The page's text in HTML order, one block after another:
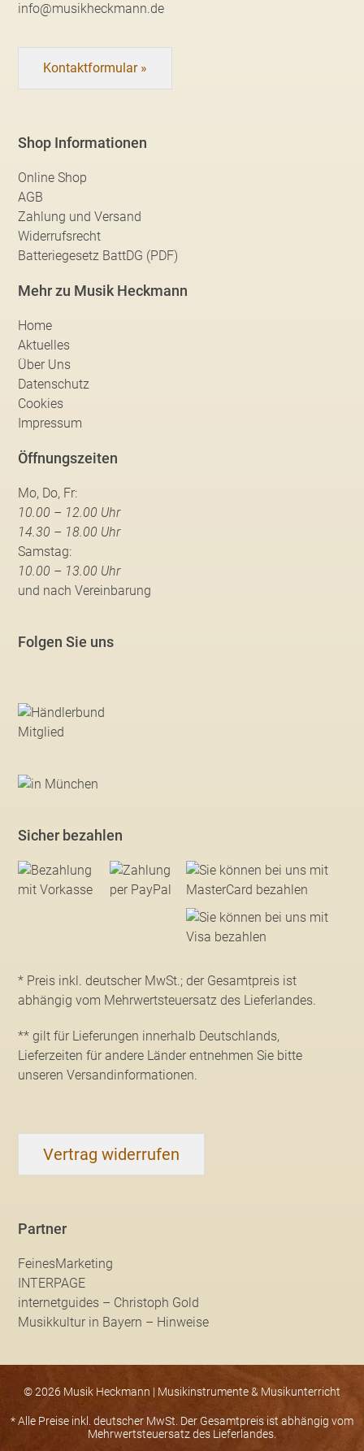
info@musikheckmann.de
Kontaktformular »
Shop Informationen
Online Shop
AGB
Zahlung und Versand
Widerrufsrecht
Batteriegesetz BattDG (PDF)
Mehr zu Musik Heckmann
Home
Aktuelles
Über Uns
Datenschutz
Cookies
Impressum
Öffnungszeiten
Mo, Do, Fr:
10.00 – 12.00 Uhr
14.30 – 18.00 Uhr
Samstag:
10.00 – 13.00 Uhr
und nach Vereinbarung
Folgen Sie uns
Sicher bezahlen
* Preis inkl. deutscher MwSt.; der Gesamtpreis ist
abhängig vom Mehrwertsteuersatz des Lieferlandes.
** gilt für Lieferungen innerhalb Deutschlands,
Lieferzeiten für andere Länder entnehmen Sie bitte
unseren Versandinformationen.
Vertrag widerrufen
Partner
FeinesMarketing
INTERPAGE
internetguides – Christoph Gold
Musikkultur in Bayern – Hinweise
© 2026 Musik Heckmann | Musikinstrumente & Musikunterricht
* Alle Preise inkl. deutscher MwSt. Der Gesamtpreis ist abhängig vom
Mehrwertsteuersatz des Lieferlandes.